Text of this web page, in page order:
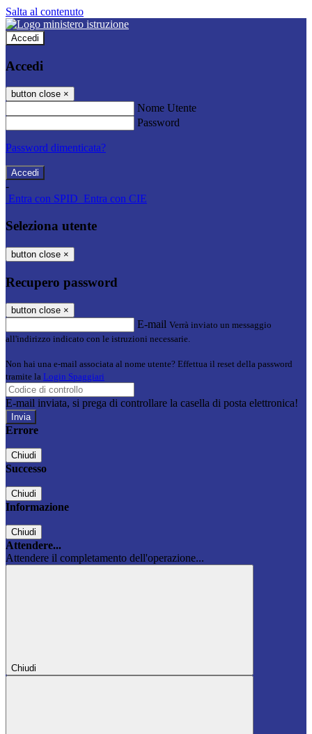
Salta al contenuto
Accedi
Accedi
button close ×
Nome Utente
Password
Password dimenticata?
-
Entra con SPID Entra con CIE
Seleziona utente
button close ×
Recupero password
button close ×
E-mail Verrà inviato un messaggio
all'indirizzo indicato con le istruzioni necessarie.
Non hai una e-mail associata al nome utente? Effettua il reset della password
tramite la Login Spaggiari
E-mail inviata, si prega di controllare la casella di posta elettronica!
Errore
Chiudi
Successo
Chiudi
Informazione
Chiudi
Attendere...
Attendere il completamento dell'operazione...
Chiudi